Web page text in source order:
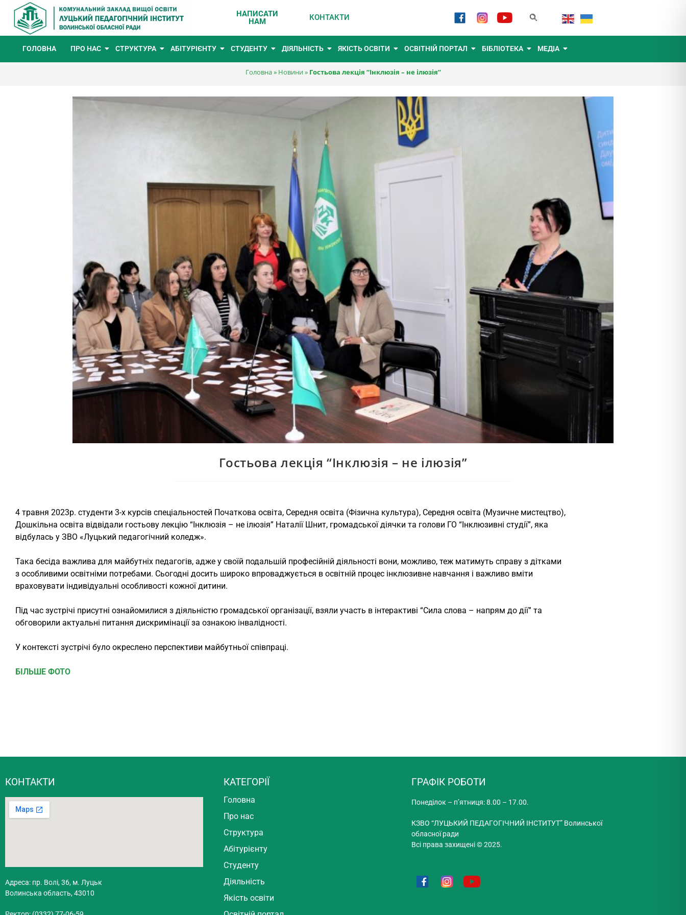
НАПИСАТИ
НАМ
КОНТАКТИ
ГОЛОВНА ПРО НАС СТРУКТУРА АБІТУРІЄНТУ СТУДЕНТУ ДІЯЛЬНІСТЬ ЯКІСТЬ ОСВІТИ ОСВІТНІЙ ПОРТАЛ БІБЛІОТЕКА МЕДІА
Головна» Новини» Гостьова лекція “Інклюзія – не ілюзія”
Гостьова лекція “Інклюзія – не ілюзія”
4 травня 2023р. студенти 3-х курсів спеціальностей Початкова освіта, Середня освіта (Фізична культура), Середня освіта (Музичне мистецтво),
Дошкільна освіта відвідали гостьову лекцію “Інклюзія – не ілюзія” Наталії Шнит, громадської діячки та голови ГО “Інклюзивні студії”, яка
відбулась у ЗВО «Луцький педагогічний коледж».
Така бесіда важлива для майбутніх педагогів, адже у своїй подальшій професійній діяльності вони, можливо, теж матимуть справу з дітками
з особливими освітніми потребами. Сьогодні досить широко впроваджується в освітній процес інклюзивне навчання і важливо вміти
враховувати індивідуальні особливості кожної дитини.
Під час зустрічі присутні ознайомилися з діяльністю громадської організації, взяли участь в інтерактиві “Сила слова – напрям до дії” та
обговорили актуальні питання дискримінації за ознакою інвалідності.
У контексті зустрічі було окреслено перспективи майбутньої співпраці.
БІЛЬШЕ ФОТО
КОНТАКТИ
Адреса: пр. Волі, 36, м. Луцьк
Волинська область, 43010
КАТЕГОРІЇ
Головна
Про нас
Структура
Абітурієнту
Студенту
Діяльність
Якість освіти
ГРАФІК РОБОТИ
Понеділок – п’ятниця: 8.00 – 17.00.
КЗВО “ЛУЦЬКИЙ ПЕДАГОГІЧНИЙ ІНСТИТУТ” Волинської
обласної ради
Всі права захищені © 2025.